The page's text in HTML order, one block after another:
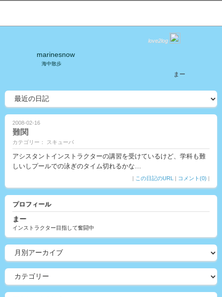
love2log
marinesnow
海中散歩
まー
2008-02-16
難関
カテゴリー： スキューバ
アシスタントインストラクターの講習を受けているけど、学科も難
しいしプールでの泳ぎのタイム切れるかな…
| この日記のURL | コメント(0) |
プロフィール
まー
インストラクター目指して奮闘中